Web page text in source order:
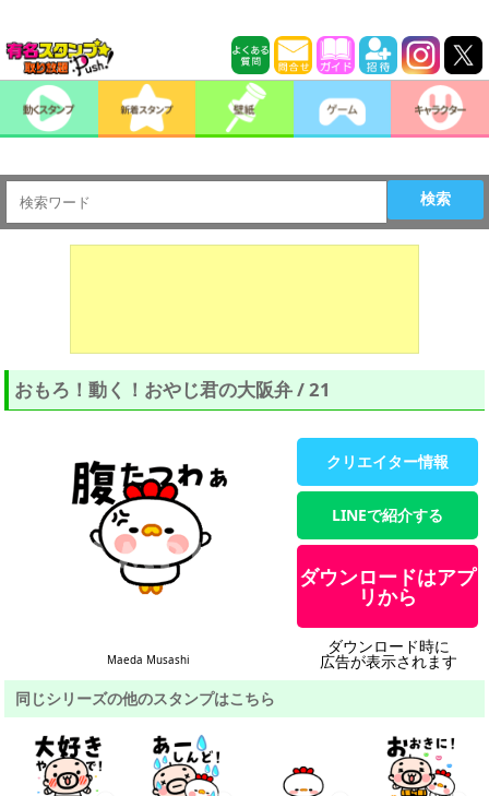
検索
おもろ！動く！おやじ君の大阪弁 / 21
Maeda Musashi
クリエイター情報
LINEで紹介する
ダウンロードはアプ
リから
ダウンロード時に
広告が表示されます
同じシリーズの他のスタンプはこちら